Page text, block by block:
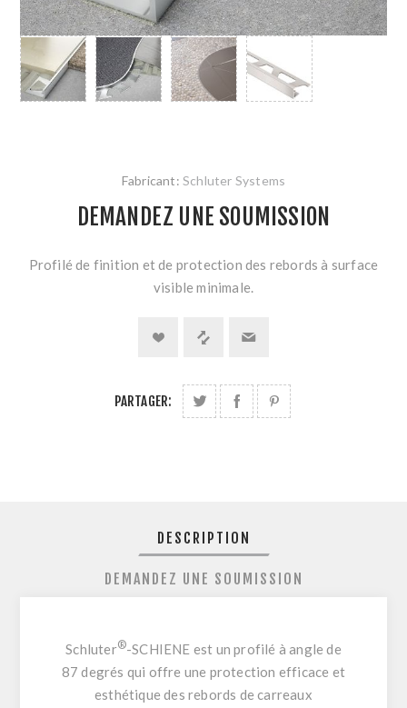
Fabricant: Schluter Systems
DEMANDEZ UNE SOUMISSION
Profilé de finition et de protection des rebords à surface
visible minimale.
PARTAGER:
DESCRIPTION
DEMANDEZ UNE SOUMISSION
Schluter®-SCHIENE est un profilé à angle de
87 degrés qui offre une protection efficace et
esthétique des rebords de carreaux